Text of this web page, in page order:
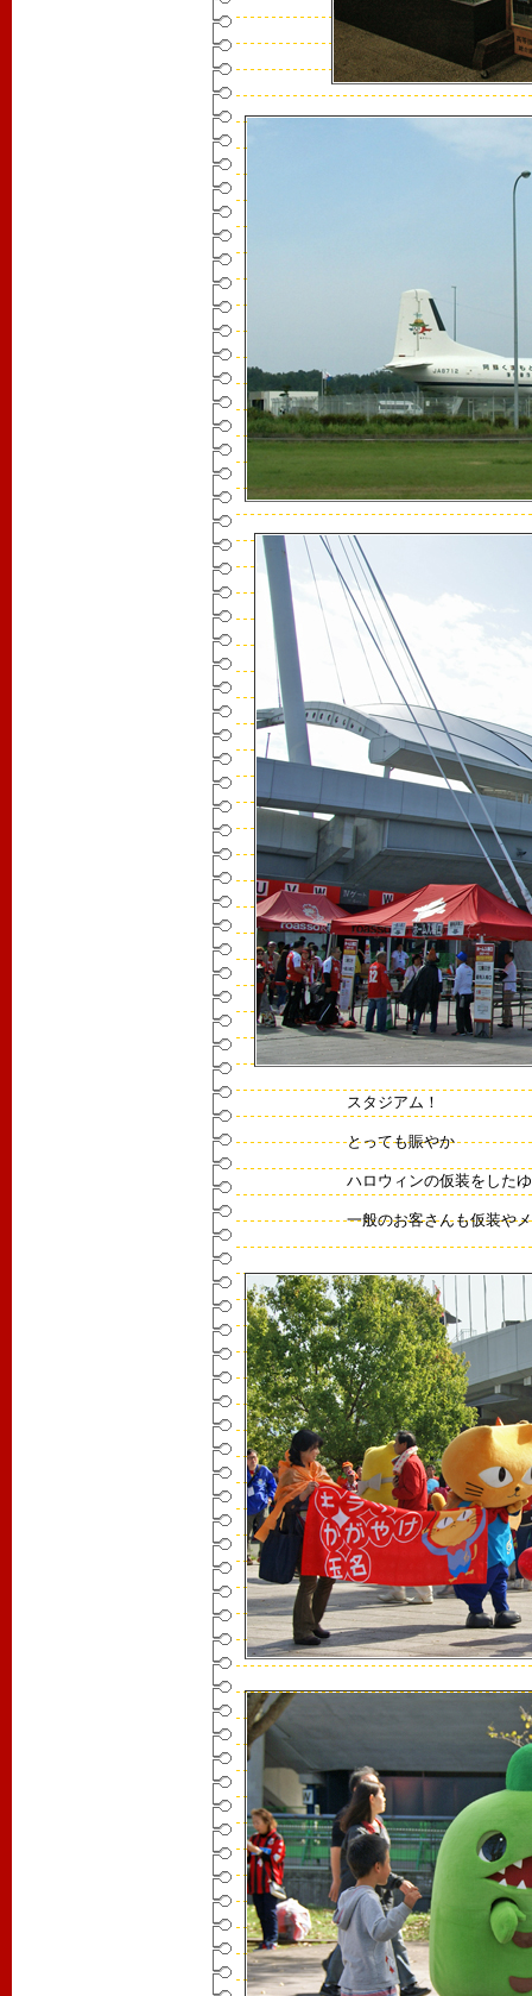
スタジアム！
とっても賑やか
ハロウィンの仮装をした
一般のお客さんも仮装や